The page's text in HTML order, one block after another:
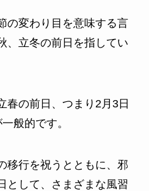
の変わり目を意味する言
、立冬の前日を指してい
春の前日、つまり2月3日
般的です。
移行を祝うとともに、邪
として、さまざまな風習